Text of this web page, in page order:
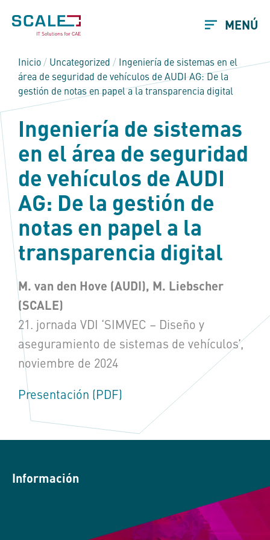
MENÚ
Inicio / Uncategorized / Ingeniería de sistemas en el
área de seguridad de vehículos de AUDI AG: De la
gestión de notas en papel a la transparencia digital
Ingeniería de sistemas
en el área de seguridad
de vehículos de AUDI
AG: De la gestión de
notas en papel a la
transparencia digital
M. van den Hove (AUDI), M. Liebscher
(SCALE)
21. jornada VDI ‘SIMVEC – Diseño y
aseguramiento de sistemas de vehículos’,
noviembre de 2024
Presentación (PDF)
Información